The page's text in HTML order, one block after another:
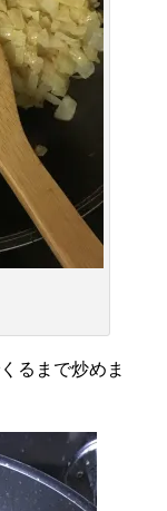
るまで炒めま